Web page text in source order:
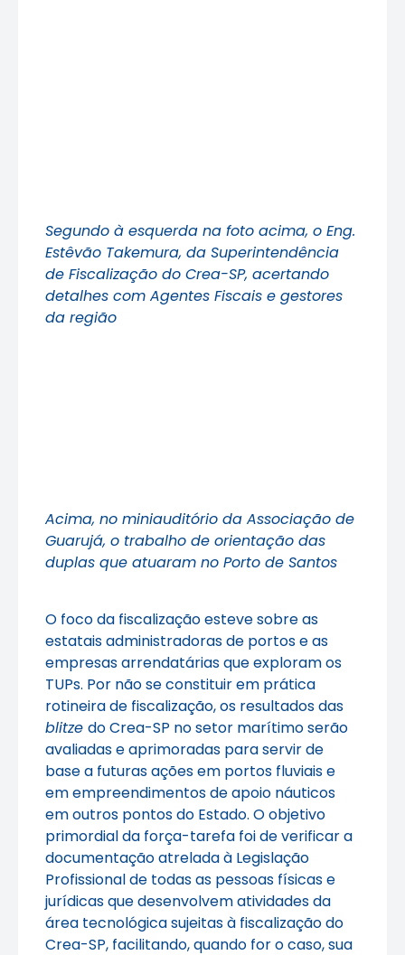
Segundo à esquerda na foto acima, o Eng.
Estêvão Takemura, da Superintendência
de Fiscalização do Crea-SP, acertando
detalhes com Agentes Fiscais e gestores
da região
Acima, no miniauditório da Associação de
Guarujá, o trabalho de orientação das
duplas que atuaram no Porto de Santos
O foco da fiscalização esteve sobre as
estatais administradoras de portos e as
empresas arrendatárias que exploram os
TUPs. Por não se constituir em prática
rotineira de fiscalização, os resultados das
blitze do Crea-SP no setor marítimo serão
avaliadas e aprimoradas para servir de
base a futuras ações em portos fluviais e
em empreendimentos de apoio náuticos
em outros pontos do Estado. O objetivo
primordial da força-tarefa foi de verificar a
documentação atrelada à Legislação
Profissional de todas as pessoas físicas e
jurídicas que desenvolvem atividades da
área tecnológica sujeitas à fiscalização do
Crea-SP, facilitando, quando for o caso, sua